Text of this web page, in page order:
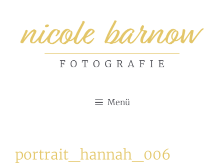
springen
Menü
portrait_hannah_006